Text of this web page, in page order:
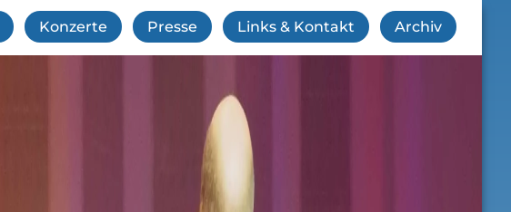
Konzerte Presse Links & Kontakt Archiv